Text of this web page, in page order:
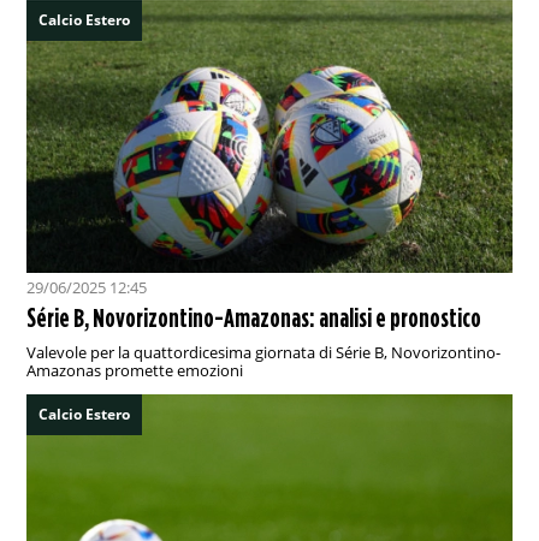
Calcio Estero
29/06/2025 12:45
Série B, Novorizontino-Amazonas: analisi e pronostico
Valevole per la quattordicesima giornata di Série B, Novorizontino-
Amazonas promette emozioni
Calcio Estero